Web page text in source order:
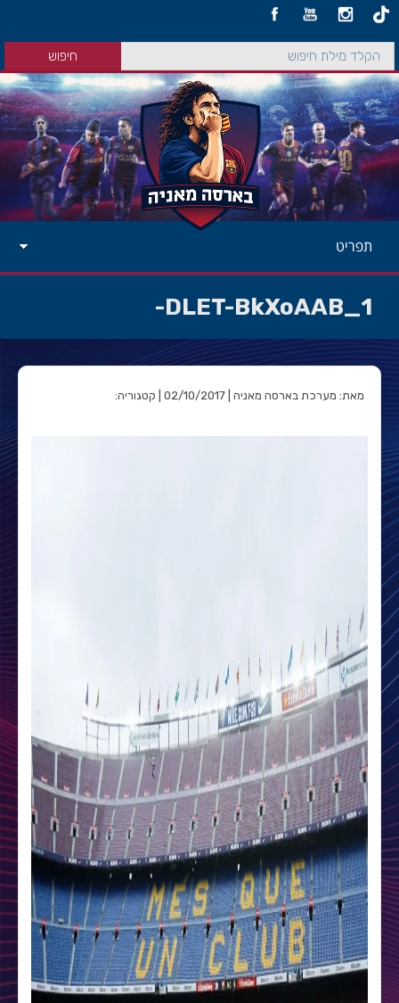
תפריט
DLET-BkXoAAB_1-
מאת: מערכת בארסה מאניה | 02/10/2017 | קטגוריה: